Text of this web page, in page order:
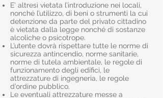
E’ altresì vietata l’introduzione nei locali,
nonché l’utilizzo, di beni o strumenti la cui
detenzione da parte del privato cittadino
è vietata dalla legge nonché di sostanze
alcoliche o psicotrope.
L’utente dovrà rispettare tutte le norme di
sicurezza antincendio, norme sanitarie,
norme di tutela ambientale, le regole di
funzionamento degli edifici, le
attrezzature di ingegneria, le regole
d’ordine pubblico.
Le eventuali attrezzature messe a